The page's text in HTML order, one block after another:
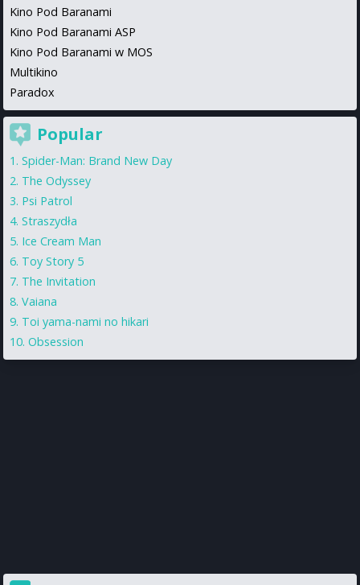
Kino Pod Baranami
Kino Pod Baranami ASP
Kino Pod Baranami w MOS
Multikino
Paradox
Popular
Spider-Man: Brand New Day
The Odyssey
Psi Patrol
Straszydła
Ice Cream Man
Toy Story 5
The Invitation
Vaiana
Toi yama-nami no hikari
Obsession